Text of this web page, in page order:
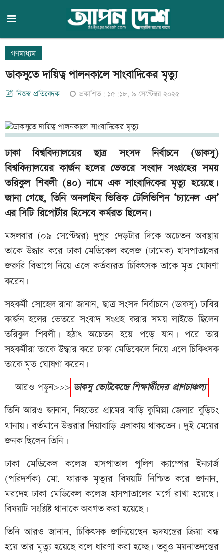
গণমাধ্যম
ডাকসুতে দায়িত্ব পালনকালে সাংবাদিকের মৃত্যু
নিজস্ব প্রতিবেদক প্রকাশিত: ১৫:১৮, ৯ সেপ্টেম্বর ২০২৫
ঢাকা বিশ্ববিদ্যালয়ের ছাত্র সংসদ নির্বাচনে (ডাকসু)
বিশ্ববিদ্যালয়ের কার্জন হলের ভেতরে সংবাদ সংগ্রহের সময়
তরিকুল শিবলী (৪০) নামে এক সাংবাদিকের মৃত্যু হয়েছে।
জানা গেছে, তিনি অনলাইন ভিত্তিক টেলিভিশিন ‌‘চ্যানেল এস’
এর সিটি রিপোর্টার হিসেবে কর্মরত ছিলেন।
মঙ্গলবার (০৯ সেপ্টেম্বর) দুপুর দেড়টার দিকে অচেতন অবস্থায়
তাকে উদ্ধার করে ঢাকা মেডিকেল কলেজ (ঢামেক) হাসপাতালের
জরুরি বিভাগে নিয়ে এলে কর্তব্যরত চিকিৎসক তাকে মৃত ঘোষণা
করেন।
সহকর্মী সোহেল রানা জানান, ছাত্র সংসদ নির্বাচনে (ডাকসু) ঢাবির
কার্জন হলের ভেতরে সংবাদ সংগ্রহ করার সময় লাইভে ছিলেন
তরিকুল শিবলী। হঠাৎ অচেতন হয়ে পড়ে যান। পরে তার
সহকর্মীরা তাকে উদ্ধার করে ঢাকা মেডিকেলে নিয়ে এলে চিকিৎসক
তাকে মৃত ঘোষণা করেন।
আরও পড়ুন>>> ডাকসু ভোটকেন্দ্রে শিক্ষার্থীদের প্রাণচাঞ্চল্য
তিনি আরও জানান, নিহতের গ্রামের বাড়ি কুমিল্লা জেলার বুড়িচং
থানায়। বর্তমানে উত্তরার দিয়াবাড়ি এলাকায় থাকতেন। দুই মেয়ের
জনক ছিলেন তিনি।
ঢাকা মেডিকেল কলেজ হাসপাতাল পুলিশ ক্যাম্পের ইনচার্জ
(পরিদর্শক) মো. ফারুক মৃত্যুর বিষয়টি নিশ্চিত করে জানান,
মরদেহ ঢাকা মেডিকেল কলেজ হাসপাতালের মর্গে রাখা হয়েছে।
বিষয়টি সংশ্লিষ্ট থানাকে অবগত করা হয়েছে।
তিনি আরও জানান, চিকিৎসক জানিয়েছেন হৃদযন্ত্রের ক্রিয়া বন্ধ
হয়ে তার মৃত্যু হয়েছে বলে ধারণা করা হচ্ছে। তবুও ময়নাতদন্তের